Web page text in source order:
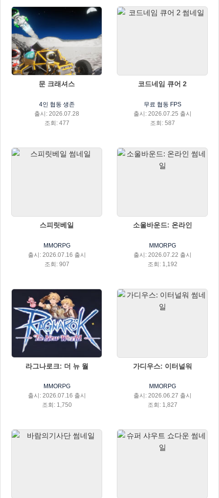
문 크래셔스
4인 협동 생존
출시: 2026.07.28
조회: 477
코드네임 큐어 2
무료 협동 FPS
출시: 2026.07.25 출시
조회: 587
스피릿베일
MMORPG
출시: 2026.07.16 출시
조회: 907
소울바운드: 온라인
MMORPG
출시: 2026.07.22 출시
조회: 1,192
라그나로크: 더 뉴 월
MMORPG
출시: 2026.07.16 출시
조회: 1,750
가디우스: 이터널워
MMORPG
출시: 2026.06.27 출시
조회: 1,827